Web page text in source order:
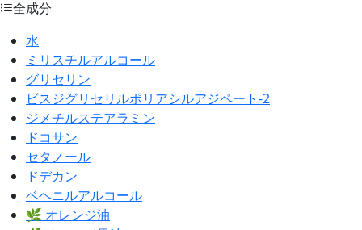
全成分
水
ミリスチルアルコール
グリセリン
ビスジグリセリルポリアシルアジペート-2
ジメチルステアラミン
ドコサン
セタノール
ドデカン
ベヘニルアルコール
🌿 オレンジ油